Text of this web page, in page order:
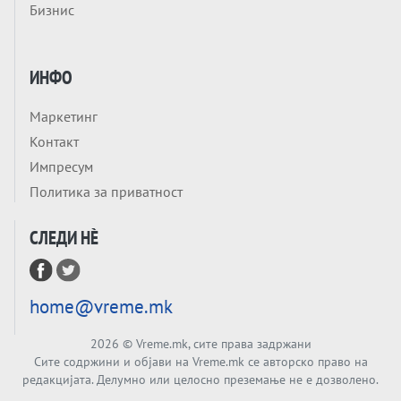
европската уметност за уредување на
голем потрес?
Кинеска ракета испукана во Пацификот.
Што значи тоа за СТРАТЕШКИОТ ЈАЗИК
ВО СВЕТОТ?
Tема
Бизнис
ИНФО
Маркетинг
Контакт
Импресум
Политика за приватност
СЛЕДИ НÈ
home@vreme.mk
2026 © Vreme.mk, сите права задржани
Сите содржини и објави на Vreme.mk се авторско право на
редакцијата. Делумно или целосно преземање не е дозволено.